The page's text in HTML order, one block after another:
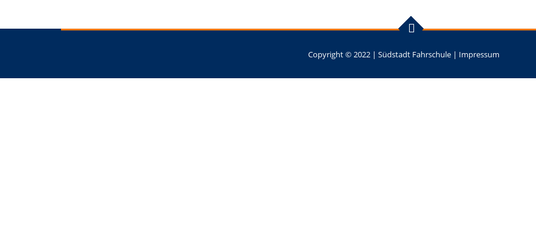
Copyright © 2022 | Südstadt Fahrschule | Impressum